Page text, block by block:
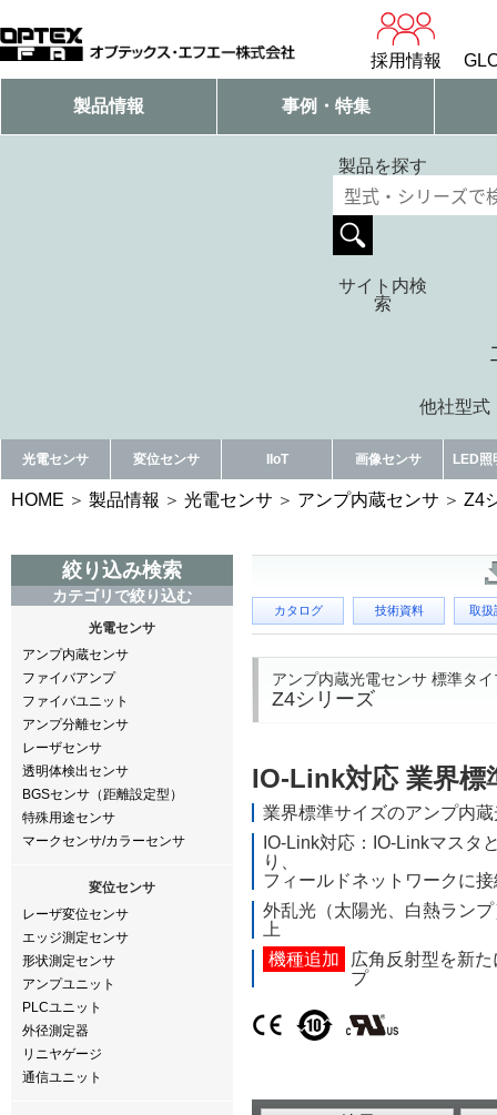
採用情報
製品情報 事例・特集
製品を探す
サイト内検
索
他社型式
光電センサ 変位センサ IIoT 画像センサ LED照
HOME 製品情報 光電センサ アンプ内蔵センサ Z4
絞り込み検索
カテゴリで絞り込む
光電センサ
アンプ内蔵センサ
ファイバアンプ
ファイバユニット
アンプ分離センサ
レーザセンサ
透明体検出センサ
BGSセンサ（距離設定型）
特殊用途センサ
マークセンサ/カラーセンサ
変位センサ
レーザ変位センサ
エッジ測定センサ
形状測定センサ
アンプユニット
PLCユニット
外径測定器
リニヤゲージ
通信ユニット
カタログ 技術資料 取扱
アンプ内蔵光電センサ 標準タイ
Z4シリーズ
IO-Link対応 業界標
業界標準サイズのアンプ内
IO-Link対応：IO-Linkマスタ
り、
フィールドネットワークに
外乱光（太陽光、白熱ラン
上
機種追加
広角反射型を新
プ